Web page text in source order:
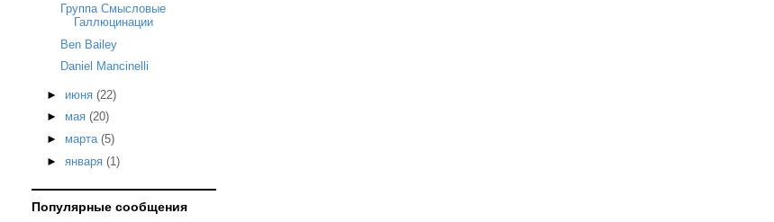
Группа Смысловые
Галлюцинации
Ben Bailey
Daniel Mancinelli
► июня (22)
► мая (20)
► марта (5)
► января (1)
Популярные сообщения